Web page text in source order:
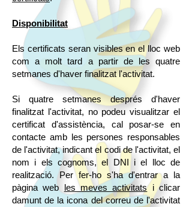
Disponibilitat
Els certificats seran visibles en el lloc web
com a molt tard a partir de les quatre
setmanes d'haver finalitzat l'activitat.
Si quatre setmanes després d'haver
finalitzat l'activitat, no podeu visualitzar el
certificat d'assistència, cal posar-se en
contacte amb les persones responsables
de l'activitat, indicant el codi de l'activitat, el
nom i els cognoms, el DNI i el lloc de
realització. Per fer-ho s'ha d'entrar a la
pàgina web les meves activitatsi clicar
damunt de la icona del correu de l'activitat